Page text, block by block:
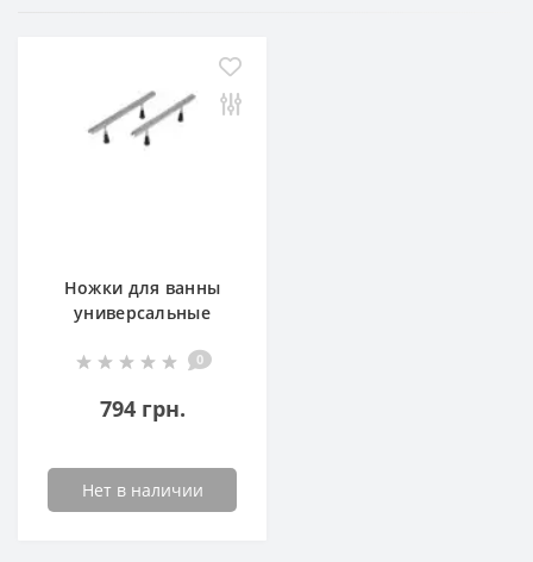
Ножки для ванны
универсальные
0
794 грн.
Нет в наличии